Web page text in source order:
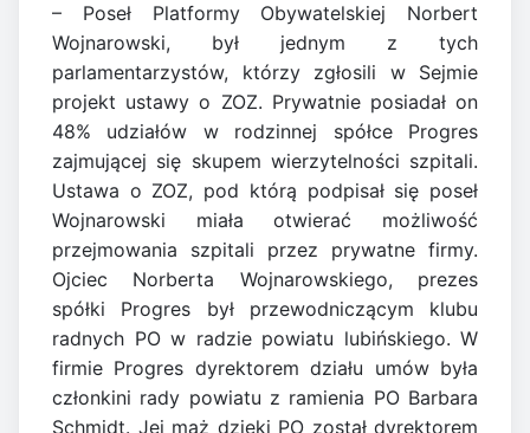
– Poseł Platformy Obywatelskiej Norbert
Wojnarowski, był jednym z tych
parlamentarzystów, którzy zgłosili w Sejmie
projekt ustawy o ZOZ. Prywatnie posiadał on
48% udziałów w rodzinnej spółce Progres
zajmującej się skupem wierzytelności szpitali.
Ustawa o ZOZ, pod którą podpisał się poseł
Wojnarowski miała otwierać możliwość
przejmowania szpitali przez prywatne firmy.
Ojciec Norberta Wojnarowskiego, prezes
spółki Progres był przewodniczącym klubu
radnych PO w radzie powiatu lubińskiego. W
firmie Progres dyrektorem działu umów była
członkini rady powiatu z ramienia PO Barbara
Schmidt. Jej mąż dzięki PO został dyrektorem